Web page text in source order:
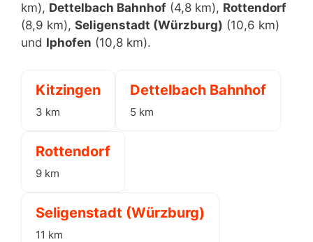
km), Dettelbach Bahnhof (4,8 km), Rottendorf
(8,9 km), Seligenstadt (Würzburg) (10,6 km)
und Iphofen (10,8 km).
Kitzingen
3 km
Dettelbach Bahnhof
5 km
Rottendorf
9 km
Seligenstadt (Würzburg)
11 km